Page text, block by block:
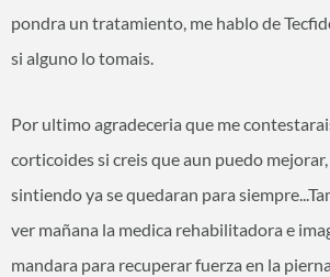
pondra un tratamiento, me hablo de
si alguno lo tomais.
Por ultimo agradeceria que me
corticoides si creis que aun puedo mejorar,
sintiendo ya se quedaran para
ver mañana la medica rehabilitadora e
mandara para recuperar fuerza en la